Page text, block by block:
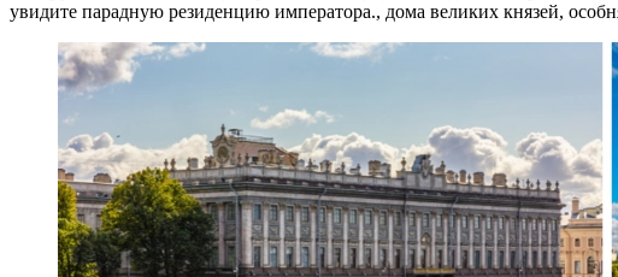
увидите парадную резиденцию императора., дома великих князей,